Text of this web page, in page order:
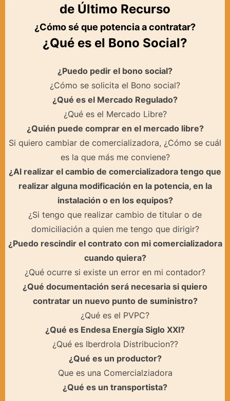
de Último Recurso
¿Cómo sé que potencia a contratar?
¿Qué es el Bono Social?
¿Puedo pedir el bono social?
¿Cómo se solicita el Bono social?
¿Qué es el Mercado Regulado?
¿Qué es el Mercado Libre?
¿Quién puede comprar en el mercado libre?
Si quiero cambiar de comercializadora, ¿Cómo se cuál
es la que más me conviene?
¿Al realizar el cambio de comercializadora tengo que
realizar alguna modificación en la potencia, en la
instalación o en los equipos?
¿Si tengo que realizar cambio de titular o de
domiciliación a quien me tengo que dirigir?
¿Puedo rescindir el contrato con mi comercializadora
cuando quiera?
¿Qué ocurre si existe un error en mi contador?
¿Qué documentación será necesaria si quiero
contratar un nuevo punto de suministro?
¿Qué es el PVPC?
¿Qué es Endesa Energía Siglo XXI?
¿Qué es Iberdrola Distribucion??
¿Qué es un productor?
Que es una Comercialziadora
¿Qué es un transportista?